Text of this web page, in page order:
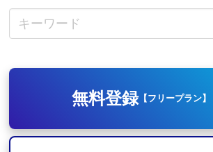
無料登録【フリープラン】